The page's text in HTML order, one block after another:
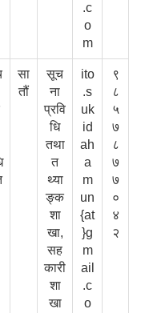
.c
o
m
सा
तौं
सूच
ना
प्रवि
धि
तथा
त
थ्या
ङ्क
शा
खा,
सह
कारी
शा
खा
ito
.s
uk
id
ah
a
m
un
{at
}g
m
ail
.c
o
९
८
५
७
८
७
७
०
४
२